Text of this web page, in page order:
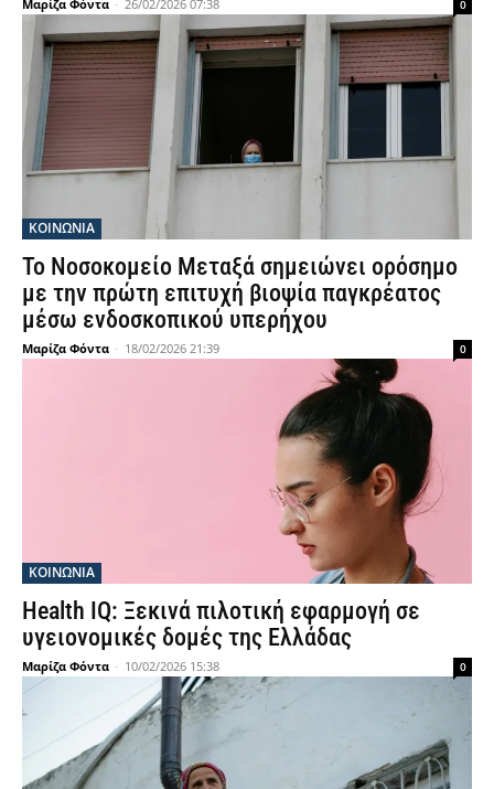
Μαρίζα Φόντα - 26/02/2026 07:38 0
ΚΟΙΝΩΝΙΑ
Το Νοσοκομείο Μεταξά σημειώνει ορόσημο
με την πρώτη επιτυχή βιοψία παγκρέατος
μέσω ενδοσκοπικού υπερήχου
Μαρίζα Φόντα - 18/02/2026 21:39 0
ΚΟΙΝΩΝΙΑ
Health IQ: Ξεκινά πιλοτική εφαρμογή σε
υγειονομικές δομές της Ελλάδας
Μαρίζα Φόντα - 10/02/2026 15:38 0